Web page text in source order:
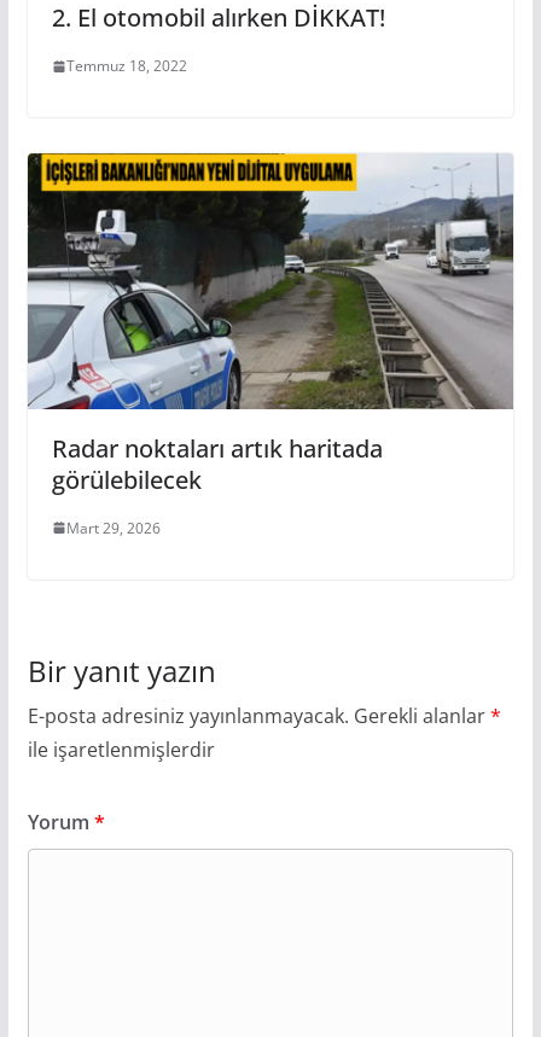
2. El otomobil alırken DİKKAT!
Temmuz 18, 2022
Radar noktaları artık haritada
görülebilecek
Mart 29, 2026
Bir yanıt yazın
E-posta adresiniz yayınlanmayacak. Gerekli alanlar*
ile işaretlenmişlerdir
Yorum *